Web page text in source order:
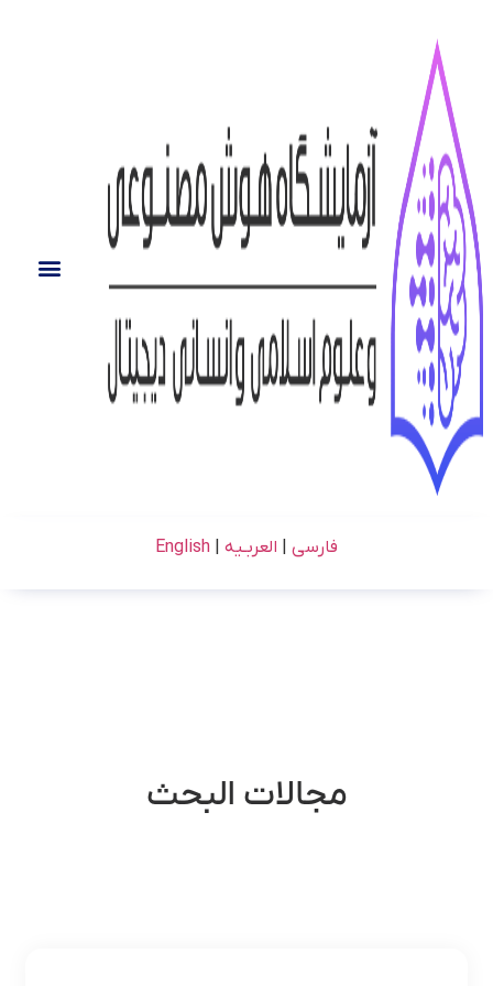
فارسی العربـیه English
مجالات البحث